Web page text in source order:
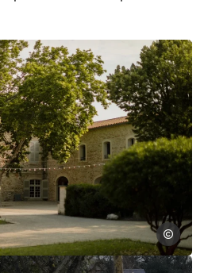
espace clos folard morieres-lez-
Justine